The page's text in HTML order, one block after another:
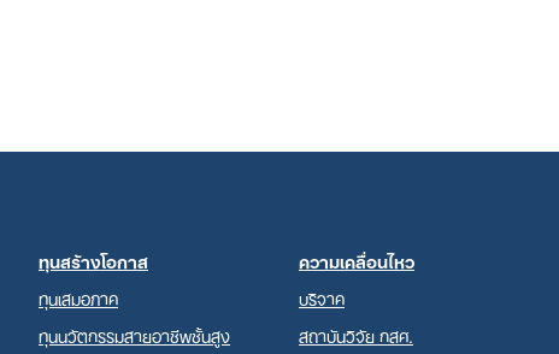
ทุนสร้างโอกาส
ทุนเสมอภาค
ทุนนวัตกรรมสายอาชีพชั้นสูง
ความเคลื่อนไหว
บริจาค
สถาบันวิจัย กสศ.